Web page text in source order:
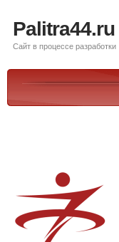
Palitra44.ru
Сайт в процессе разработки